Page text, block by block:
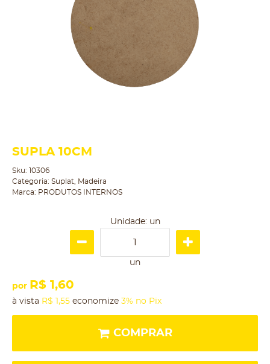
SUPLA 10CM
Sku: 10306
Categoria: Suplat
Madeira
Marca: PRODUTOS INTERNOS
Unidade: un
un
por R$ 1,60
à vista R$ 1,55 economize 3% no Pix
COMPRAR